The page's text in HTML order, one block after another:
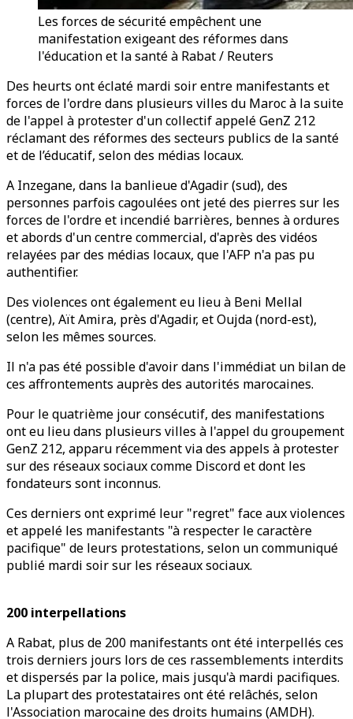
Les forces de sécurité empêchent une
manifestation exigeant des réformes dans
l'éducation et la santé à Rabat / Reuters
Des heurts ont éclaté mardi soir entre manifestants et
forces de l'ordre dans plusieurs villes du Maroc à la suite
de l'appel à protester d'un collectif appelé GenZ 212
réclamant des réformes des secteurs publics de la santé
et de l’éducatif, selon des médias locaux.
A Inzegane, dans la banlieue d'Agadir (sud), des
personnes parfois cagoulées ont jeté des pierres sur les
forces de l'ordre et incendié barrières, bennes à ordures
et abords d'un centre commercial, d'après des vidéos
relayées par des médias locaux, que l'AFP n'a pas pu
authentifier.
Des violences ont également eu lieu à Beni Mellal
(centre), Aït Amira, près d'Agadir, et Oujda (nord-est),
selon les mêmes sources.
Il n'a pas été possible d'avoir dans l'immédiat un bilan de
ces affrontements auprès des autorités marocaines.
Pour le quatrième jour consécutif, des manifestations
ont eu lieu dans plusieurs villes à l'appel du groupement
GenZ 212, apparu récemment via des appels à protester
sur des réseaux sociaux comme Discord et dont les
fondateurs sont inconnus.
Ces derniers ont exprimé leur "regret" face aux violences
et appelé les manifestants "à respecter le caractère
pacifique" de leurs protestations, selon un communiqué
publié mardi soir sur les réseaux sociaux.
200 interpellations
A Rabat, plus de 200 manifestants ont été interpellés ces
trois derniers jours lors de ces rassemblements interdits
et dispersés par la police, mais jusqu'à mardi pacifiques.
La plupart des protestataires ont été relâchés, selon
l'Association marocaine des droits humains (AMDH).